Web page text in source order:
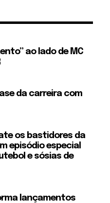
ao lado de MC
da carreira com
os bastidores da
episódio especial
e sósias de
lançamentos